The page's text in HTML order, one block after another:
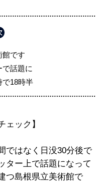
館です
で話題に
で18時半
ェック】
ではなく日没30分後で
ター上で話題になって
つ島根県立美術館で